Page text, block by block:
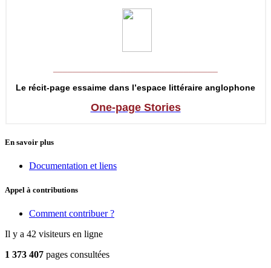
Le récit-page essaime dans l’espace littéraire anglophone
One-page Stories
En savoir plus
Documentation et liens
Appel à contributions
Comment contribuer ?
Il y a 42 visiteurs en ligne
1 373 407 pages consultées